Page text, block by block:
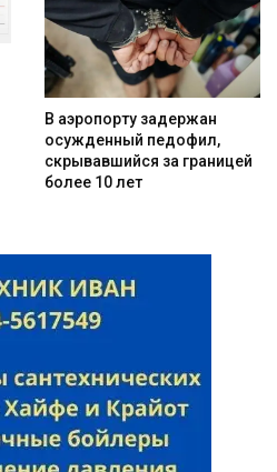
Искать
В аэропорту задержан
осужденный педофил,
скрывавшийся за границей
более 10 лет